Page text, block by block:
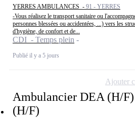
YERRES AMBULANCES - 91 - YERRES
-Vous réalisez le transport sanitaire ou
personnes blessées ou accidentées, ...) vers les
d'hygiène, de confort et de...
CDI - Temps plein
Publié il y a 5 jours
Ambulancier DEA (H/
(H/F)
Ajouter